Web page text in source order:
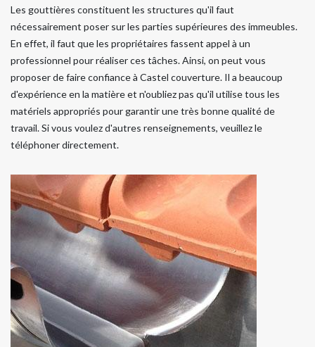
Les gouttières constituent les structures qu'il faut
nécessairement poser sur les parties supérieures des immeubles.
En effet, il faut que les propriétaires fassent appel à un
professionnel pour réaliser ces tâches. Ainsi, on peut vous
proposer de faire confiance à Castel couverture. Il a beaucoup
d'expérience en la matière et n'oubliez pas qu'il utilise tous les
matériels appropriés pour garantir une très bonne qualité de
travail. Si vous voulez d'autres renseignements, veuillez le
téléphoner directement.